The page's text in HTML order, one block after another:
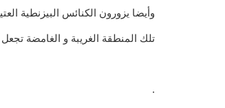
وأيضا يزورون الكنائس البيزنطية
تلك المنطقة الغريبة و الغامضة
.